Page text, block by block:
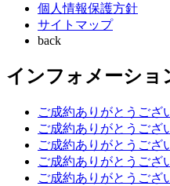
個人情報保護方針
サイトマップ
back
インフォメーショ
ご成約ありがとうご
ご成約ありがとうご
ご成約ありがとうご
ご成約ありがとうご
ご成約ありがとうご